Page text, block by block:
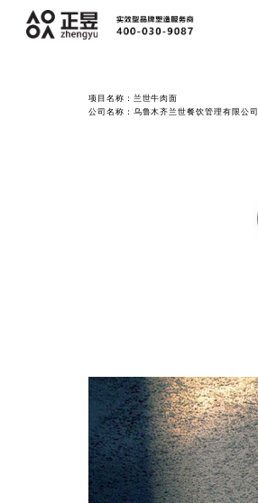
项目名称：兰世牛肉面
公司名称：乌鲁木齐兰世餐饮管理有限公司